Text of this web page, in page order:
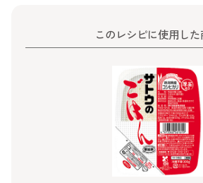
このレシピに使用し